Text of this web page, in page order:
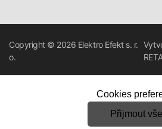
Copyright © 2026 Elektro Efekt s. r.
o.
Cookies
Přijmout vše